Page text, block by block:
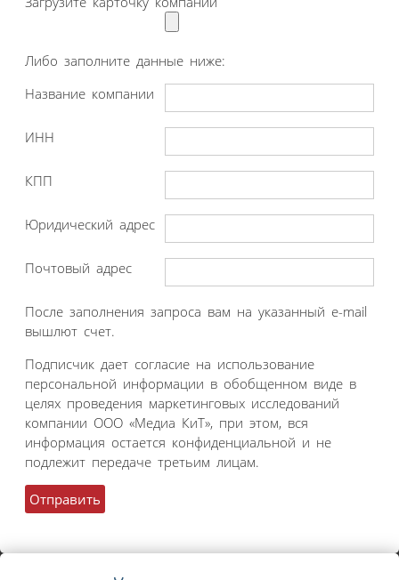
Либо заполните данные ниже:
Название компании
ИНН
КПП
Юридический адрес
Почтовый адрес
После заполнения запроса вам на указанный e-mail
вышлют счет.
Подписчик дает согласие на использование
персональной информации в обобщенном виде в
целях проведения маркетинговых исследований
компании ООО «Медиа КиТ», при этом, вся
информация остается конфиденциальной и не
подлежит передаче третьим лицам.